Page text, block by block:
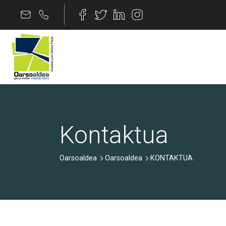
Edukira joan
Kontaktua
Oarsoaldea Oarsoaldea KONTAKTUA